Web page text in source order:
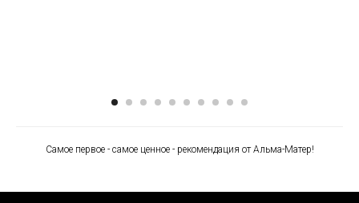
Самое первое - самое ценное - рекомендация от Альма-Матер!